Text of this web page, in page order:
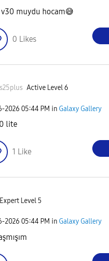
muydu hocam😅
0 Likes
Active Level 6
2026 05:44 PM in Galaxy Gallery
lite
1 Like
Expert Level 5
2026 05:44 PM in Galaxy Gallery